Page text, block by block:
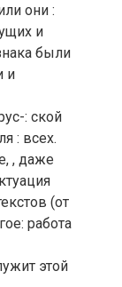
они :
и
были
и
: ской
: всех.
, даже
(от
работа
этой